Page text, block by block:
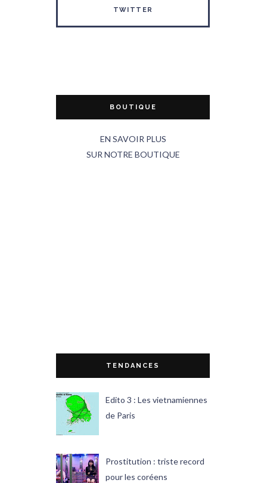
TWITTER
BOUTIQUE
EN SAVOIR PLUS
SUR NOTRE BOUTIQUE
TENDANCES
Edito 3 : Les vietnamiennes
de Paris
Prostitution : triste record
pour les coréens